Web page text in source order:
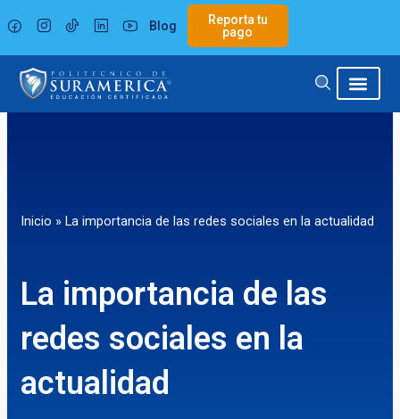
al
contenido
Blog
Reporta tu
pago
Inicio » La importancia de las redes sociales en la actualidad
La importancia de las
redes sociales en la
actualidad